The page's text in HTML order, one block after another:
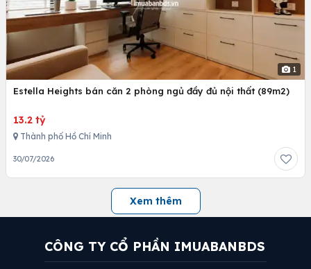
1
Estella Heights bán căn 2 phòng ngủ đầy đủ nội thất (89m2)
13.2 tỷ
Thành phố Hồ Chí Minh
30/07/2026
Xem thêm
CÔNG TY CỔ PHẦN IMUABANBDS